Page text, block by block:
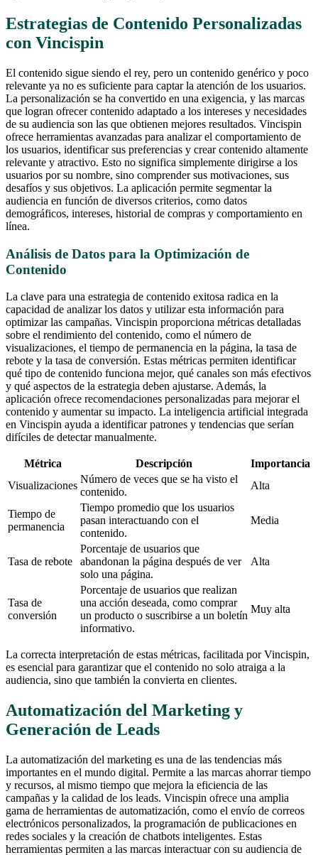
Estrategias de Contenido Personalizadas
con Vincispin
El contenido sigue siendo el rey, pero un contenido genérico y poco
relevante ya no es suficiente para captar la atención de los usuarios.
La personalización se ha convertido en una exigencia, y las marcas
que logran ofrecer contenido adaptado a los intereses y necesidades
de su audiencia son las que obtienen mejores resultados. Vincispin
ofrece herramientas avanzadas para analizar el comportamiento de
los usuarios, identificar sus preferencias y crear contenido altamente
relevante y atractivo. Esto no significa simplemente dirigirse a los
usuarios por su nombre, sino comprender sus motivaciones, sus
desafíos y sus objetivos. La aplicación permite segmentar la
audiencia en función de diversos criterios, como datos
demográficos, intereses, historial de compras y comportamiento en
línea.
Análisis de Datos para la Optimización de
Contenido
La clave para una estrategia de contenido exitosa radica en la
capacidad de analizar los datos y utilizar esta información para
optimizar las campañas. Vincispin proporciona métricas detalladas
sobre el rendimiento del contenido, como el número de
visualizaciones, el tiempo de permanencia en la página, la tasa de
rebote y la tasa de conversión. Estas métricas permiten identificar
qué tipo de contenido funciona mejor, qué canales son más efectivos
y qué aspectos de la estrategia deben ajustarse. Además, la
aplicación ofrece recomendaciones personalizadas para mejorar el
contenido y aumentar su impacto. La inteligencia artificial integrada
en Vincispin ayuda a identificar patrones y tendencias que serían
difíciles de detectar manualmente.
Métrica Descripción
Importancia
Visualizaciones
Número de veces que se ha visto el
contenido.
Alta
Tiempo de
permanencia
Tiempo promedio que los usuarios
pasan interactuando con el
contenido.
Media
Tasa de rebote
Porcentaje de usuarios que
abandonan la página después de ver
solo una página.
Alta
Tasa de
conversión
Porcentaje de usuarios que realizan
una acción deseada, como comprar
un producto o suscribirse a un boletín
informativo.
Muy alta
La correcta interpretación de estas métricas, facilitada por Vincispin,
es esencial para garantizar que el contenido no solo atraiga a la
audiencia, sino que también la convierta en clientes.
Automatización del Marketing y
Generación de Leads
La automatización del marketing es una de las tendencias más
importantes en el mundo digital. Permite a las marcas ahorrar tiempo
y recursos, al mismo tiempo que mejora la eficiencia de las
campañas y la calidad de los leads. Vincispin ofrece una amplia
gama de herramientas de automatización, como el envío de correos
electrónicos personalizados, la programación de publicaciones en
redes sociales y la creación de chatbots inteligentes. Estas
herramientas permiten a las marcas interactuar con su audiencia de